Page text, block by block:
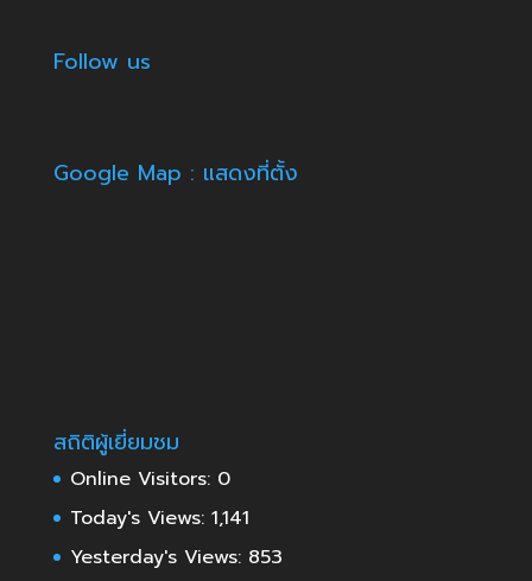
Follow us
Google Map : แสดงที่ตั้ง
สถิติผู้เยี่ยมชม
Online Visitors: 0
Today's Views: 1,141
Yesterday's Views: 853